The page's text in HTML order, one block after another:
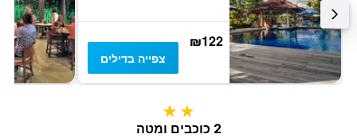
₪122
צפייה בדילים
2 כוכבים
2 כוכבים ומטה